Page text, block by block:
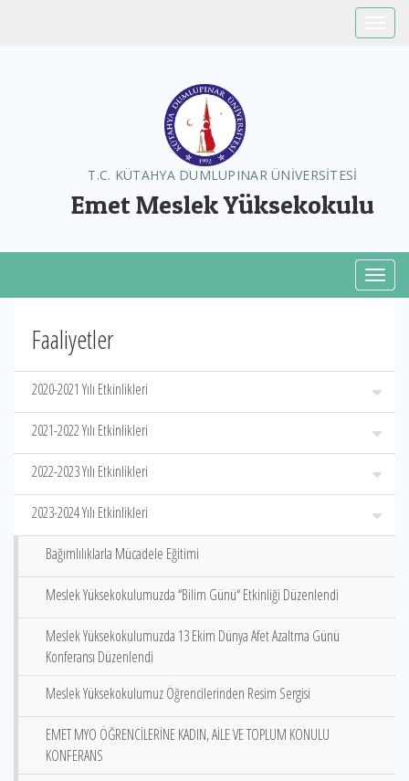
T.C. KÜTAHYA DUMLUPINAR ÜNİVERSİTESİ
Emet Meslek Yüksekokulu
Faaliyetler
2020-2021 Yılı Etkinlikleri
2021-2022 Yılı Etkinlikleri
2022-2023 Yılı Etkinlikleri
2023-2024 Yılı Etkinlikleri
Bağımlılıklarla Mücadele Eğitimi
Meslek Yüksekokulumuzda ‘‘Bilim Günü‘‘ Etkinliği Düzenlendi
Meslek Yüksekokulumuzda 13 Ekim Dünya Afet Azaltma Günü
Konferansı Düzenlendi
Meslek Yüksekokulumuz Öğrencilerinden Resim Sergisi
EMET MYO ÖĞRENCİLERİNE KADIN, AİLE VE TOPLUM KONULU
KONFERANS